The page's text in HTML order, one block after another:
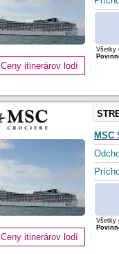
Ceny itinerárov lodí
Všetky
MSC
Ceny itinerárov lodí
Všetky